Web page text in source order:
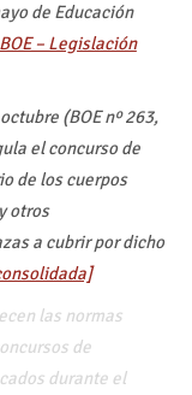
de Educación
– Legislación
(BOE nº 263,
el concurso de
de los cuerpos
otros
a cubrir por dicho
las normas
de
durante el